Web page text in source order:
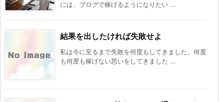
には、ブログで稼げるようになりたい ...
結果を出したければ失敗せよ
私は今に至るまで失敗を何度もしてきました。何度
も何度も稼げない思いをしてきました ...